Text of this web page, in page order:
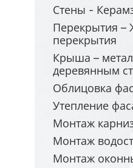
Стены -
Перекрытия –
перекрытия
Крыша –
деревянным
Облицовка
Утепление
Монтаж
Монтаж
Монтаж